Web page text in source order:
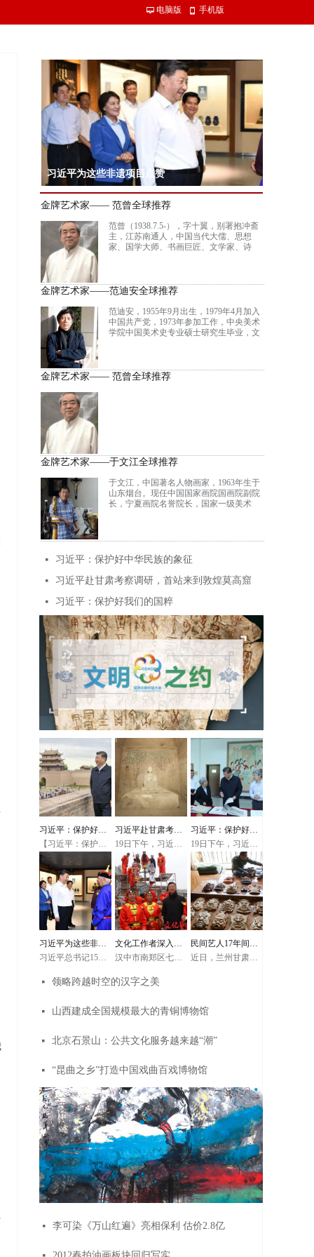
넡 电脑版 넓 手机版
习近平为这些非遗项目点赞
习近平总书记15日赴内蒙古自治区考察调研。在赤峰博物馆，习近平了
沿革，同古典民族史诗《格萨（斯）尔》非物质文化遗产传承人亲切交
金牌艺术家—— 范曾全球推荐
范曾（1938.7.5-），字十翼，别署抱冲斋
主，江苏南通人，中国当代大儒、思想
家、国学大师、书画巨匠、文学家、诗
国教科文组织“多元文化特别顾问”，英国
伯塔大学荣誉文学博士。是当代中国集诗
书画、文史哲、儒释道于一身的文化大
家，平生著作等身，已出版一百六十余种
金牌艺术家——范迪安全球推荐
范迪安，1955年9月出生，1979年4月加入
中国共产党，1973年参加工作，中央美术
学院中国美术史专业硕士研究生毕业，文
中国美术馆党委副书记。2014年任中央美
金牌艺术家—— 范曾全球推荐
金牌艺术家——于文江全球推荐
于文江，中国著名人物画家，1963年生于
山东烟台。现任中国国家画院国画院副院
长，宁夏画院名誉院长，国家一级美术
员，中国艺术研究院中国画院研究员，中
国美协会员 ，中国画学会理事，澳门科技
大学人文艺术学院博士生导师，法国鲁拉
德骑士团成员，于文江工作室导师。
넷 习近平：保护好中华民族的象征
넷 习近平赴甘肃考察调研，首站来到敦煌莫高窟
넷 习近平：保护好我们的国粹
习近平：保护好中
华民族的象征
【习近平：保护好
中华民族的象征】
正在甘肃考察的习
近平总书记20日上
午来到嘉峪关关
城，察看关隘、建
筑布局和山川形
势，听取长城文物
遗产保护和历史文
化传承弘扬情况介
绍。习近平强调，
起中国，就会想起
万里长城；提起中
华文明，也会想起
长江、黄河等都是
中华民族的重要象
神的重要标志。我
们一定要重视历史
生生不息的根脉。
（文字记者：张晓
者：鞠鹏、谢环
驰）
习近平赴甘肃考察
调研，首站来到敦
煌莫高窟
19日下午，习近平
总书记在敦煌研究
院同有关专家、学
者和文化单位代表
座谈时，甘肃省文
联原副主席苏孝林
汇报了《丝路花
雨》《大漠敦煌》
等大型文化作品的
创作和演出过程，
习近平详细询问演
他强调，对优秀传
统文化的传承弘扬
要给予支持和扶
国粹。敦煌文化展
示了中华民族的文
自信的文明才能在
保持自己特色的同
成果。今天我们要
铸就中华文化新辉
大的胸怀，更加广
泛地开展同各国的
极主动学习借鉴世
界一切优秀文明成
果。他勉励文化工
作者讲好敦煌故
事，传播好中国声
音，努力为构建“一
带一路”服务。（文
字记者：张晓松、
朱基钗 摄影记者：
鞠鹏、谢环驰）
习近平：保护好我
们的国粹
19日下午，习近平
总书记在敦煌研究
院同有关专家、学
者和文化单位代表
座谈时，甘肃省文
联原副主席苏孝林
汇报了《丝路花
雨》《大漠敦煌》
等大型文化作品的
创作和演出过程，
习近平详细询问演
他强调，对优秀传
统文化的传承弘扬
要给予支持和扶
自信的文明才能在
保持自己特色的同
成果。今天我们要
铸就中华文化新辉
大的胸怀，更加广
泛地开展同各国的
极主动学习借鉴世
界一切优秀文明成
果。他勉励文化工
作者讲好敦煌故
事，传播好中国声
音，努力为构建“一
带一路”服务。（文
字记者：张晓松、
朱基钗 摄影记者：
鞠鹏、谢环驰）
习近平为这些非遗
项目点赞
习近平总书记15日
察调研。在赤峰博
物馆，习近平了解
诗《格萨（斯）
尔》非物质文化遗
谈。
文化工作者深入群
众才能有“生
活”——记汉中市南
汉中市南郑区七鸭
西8公里处，这个山
沟沟里的小村子只
在这几年在村容村
貌方面发生了翻天
些成绩，得益于当
地政府和各级部门
不开。他就是南郑
区文化馆馆长王庆
民间艺人17年间制
作2000多张傩面具
近日，兰州甘肃民
张傩面具，从封神
演义中的神话人物
表人物再到民间传
说等，他都要仔细
面具的寓意，然后
画创作稿，湿木头
磨，上色，每一道
工序都严格要求。
傩面具是中国傩文
化的重要组成部
分，它用于傩仪、
傩舞、傩戏。傩面
具种类众多，造型
各异，均为杨柳木
和香樟木所雕，然
后敷彩上漆，表现
出粗犷朴拙、庄典
华丽。
넷 李可染《万山红遍》亮相保利 估价2.8亿
넷 领略跨越时空的汉字之美
넷 山西建成全国规模最大的青铜博物馆
넷 北京石景山：公共文化服务越来越“潮”
넷 “昆曲之乡”打造中国戏曲百戏博物馆